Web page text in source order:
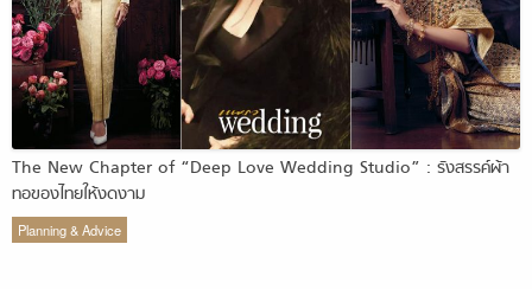
The New Chapter of “Deep Love Wedding Studio” : รังสรรค์ผ้า
ทอของไทยให้งดงาม
Planning & Advice